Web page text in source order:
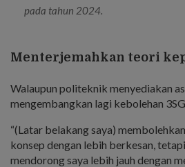
pada tahun 2024.
Menterjemahkan teori
Walaupun politeknik menyediakan
mengembangkan lagi kebolehan
“(Latar belakang saya)
konsep dengan lebih berkesan,
mendorong saya lebih jauh dengan